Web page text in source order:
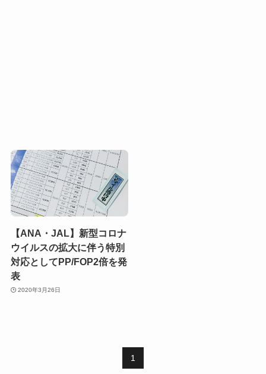
【ANA・JAL】新型コロナ
ウイルスの拡大に伴う特別
対応としてPP/FOP2倍を発
表
2020年3月26日
1